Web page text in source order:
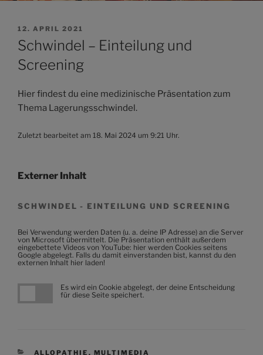
VERÖFFENTLICHT
AM
12. APRIL 2021
Schwindel – Einteilung und
Screening
Hier findest du eine medizinische Präsentation zum
Thema Lagerungsschwindel.
Zuletzt bearbeitet am 18. Mai 2024 um 9:21 Uhr.
Externer Inhalt
SCHWINDEL - EINTEILUNG UND SCREENING
Bei Verwendung werden Daten (u. a. deine IP Adresse) an die Server
von Microsoft übermittelt. Die Präsentation enthält außerdem
eingebettete Videos von YouTube: hier werden Cookies seitens
Google abgelegt. Falls du damit einverstanden bist, kannst du den
externen Inhalt hier laden!
Es wird ein Cookie abgelegt, der deine Entscheidung
für diese Seite speichert.
KATEGORIEN
ALLOPATHIE , MULTIMEDIA